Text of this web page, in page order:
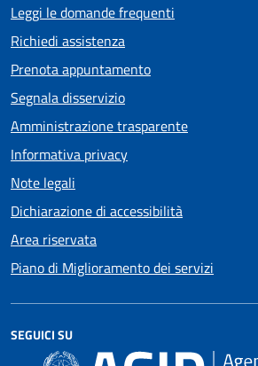
Leggi le domande frequenti
Richiedi assistenza
Prenota appuntamento
Segnala disservizio
Amministrazione trasparente
Informativa privacy
Note legali
Dichiarazione di accessibilità
Area riservata
Piano di Miglioramento dei servizi
SEGUICI SU